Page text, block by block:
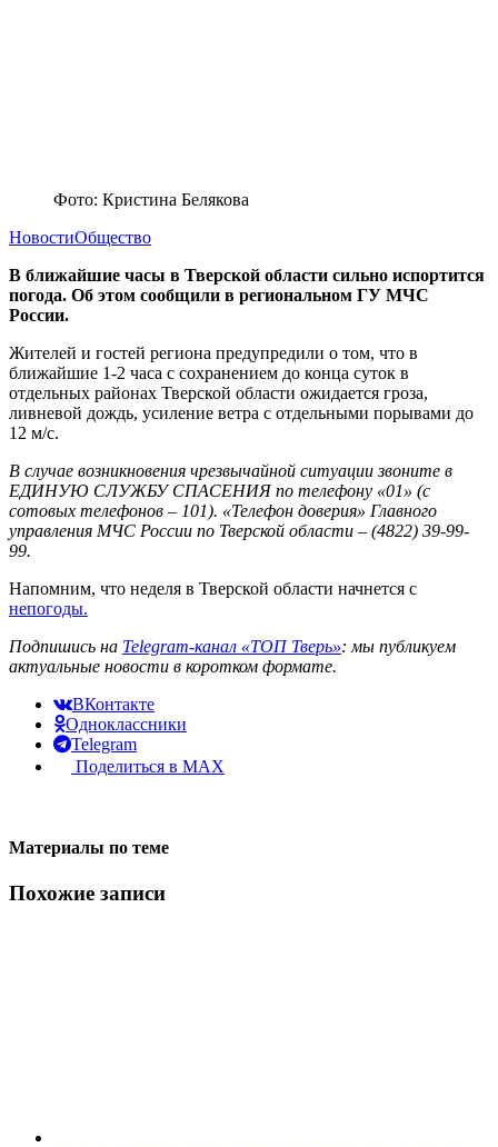
Фото: Кристина Белякова
НовостиОбщество
В ближайшие часы в Тверской области сильно испортится
погода. Об этом сообщили в региональном ГУ МЧС
России.
Жителей и гостей региона предупредили о том, что в
ближайшие 1-2 часа с сохранением до конца суток в
отдельных районах Тверской области ожидается гроза,
ливневой дождь, усиление ветра с отдельными порывами до
12 м/с.
В случае возникновения чрезвычайной ситуации звоните в
ЕДИНУЮ СЛУЖБУ СПАСЕНИЯ по телефону «01» (с
сотовых телефонов – 101). «Телефон доверия» Главного
управления МЧС России по Тверской области – (4822) 39-99-
99.
Напомним, что неделя в Тверской области начнется с
непогоды.
Подпишись на Telegram-канал «ТОП Тверь»: мы публикуем
актуальные новости в коротком формате.
ВКонтакте
Одноклассники
Telegram
Поделиться в MAX
Материалы по теме
Похожие записи